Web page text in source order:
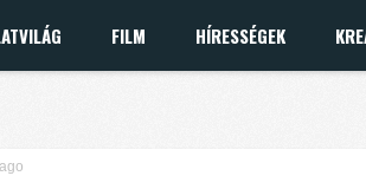
FILM HÍRESSÉGEK
ago